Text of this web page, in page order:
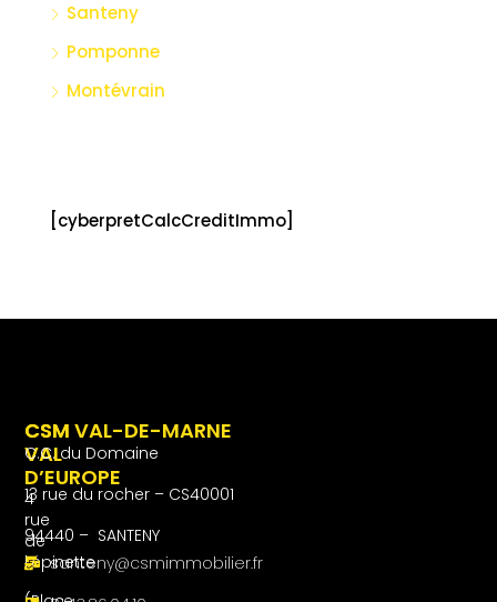
Santeny
Pomponne
Montévrain
[cyberpretCalcCreditImmo]
CSM
VAL
D’EUROPE
4
rue
de
l’épinette
CSM VAL-DE-MARNE
C.C. du Domaine
13 rue du rocher – CS40001
94440 – SANTENY
santeny@csmimmobilier.fr